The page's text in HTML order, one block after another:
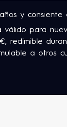
y consiente
válido para
redimible
a otros